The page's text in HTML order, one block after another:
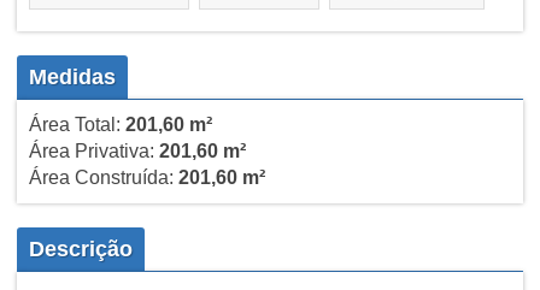
Medidas
Área Total: 201,60 m²
Área Privativa: 201,60 m²
Área Construída: 201,60 m²
Descrição